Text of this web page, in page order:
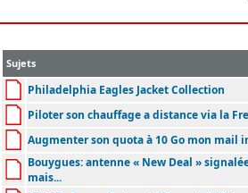
Sujets
Philadelphia Eagles Jacket Collection
Piloter son chauffage a distance via la
Augmenter son quota à 10 Go mon mail
Bouygues: antenne « New Deal »
mais...